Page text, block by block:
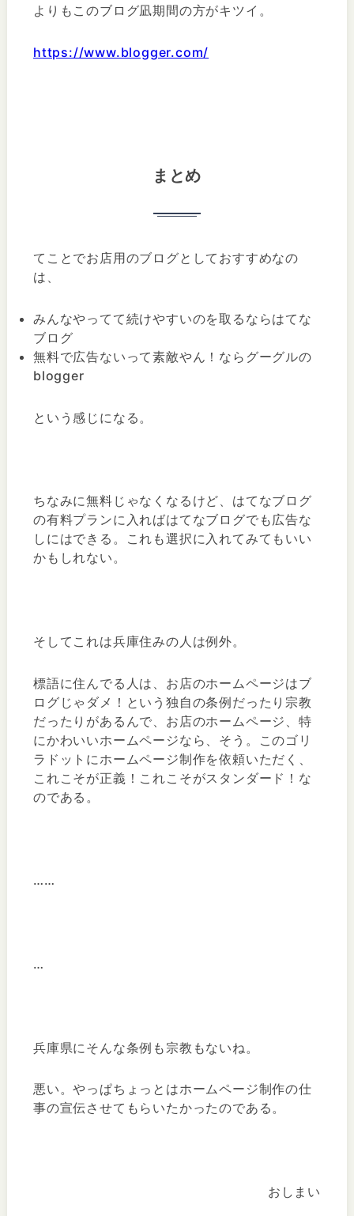
よりもこのブログ凪期間の方がキツイ。
https://www.blogger.com/
まとめ
てことでお店用のブログとしておすすめなの
は、
みんなやってて続けやすいのを取るならはてな
ブログ
無料で広告ないって素敵やん！ならグーグルの
blogger
という感じになる。
ちなみに無料じゃなくなるけど、はてなブログ
の有料プランに入ればはてなブログでも広告な
しにはできる。これも選択に入れてみてもいい
かもしれない。
そしてこれは兵庫住みの人は例外。
標語に住んでる人は、お店のホームページはブ
ログじゃダメ！という独自の条例だったり宗教
だったりがあるんで、お店のホームページ、特
にかわいいホームページなら、そう。このゴリ
ラドットにホームページ制作を依頼いただく、
これこそが正義！これこそがスタンダード！な
のである。
……
…
兵庫県にそんな条例も宗教もないね。
悪い。やっぱちょっとはホームページ制作の仕
事の宣伝させてもらいたかったのである。
おしまい